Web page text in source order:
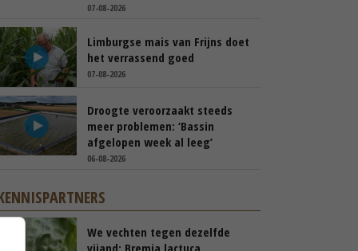
07-08-2026
Limburgse mais van Frijns doet
het verrassend goed
07-08-2026
Droogte veroorzaakt steeds
meer problemen: ‘Bassin
afgelopen week al leeg’
06-08-2026
We vechten tegen dezelfde
vijand: Bremia lactuca